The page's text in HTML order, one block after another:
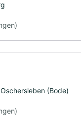
(Bode)